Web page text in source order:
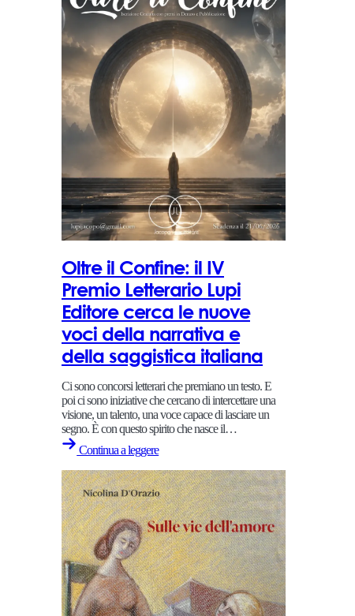
Oltre il Confine: il IV
Premio Letterario Lupi
Editore cerca le nuove
voci della narrativa e
della saggistica italiana
Ci sono concorsi letterari che premiano un testo. E
poi ci sono iniziative che cercano di intercettare una
visione, un talento, una voce capace di lasciare un
segno. È con questo spirito che nasce il…
Continua a leggere